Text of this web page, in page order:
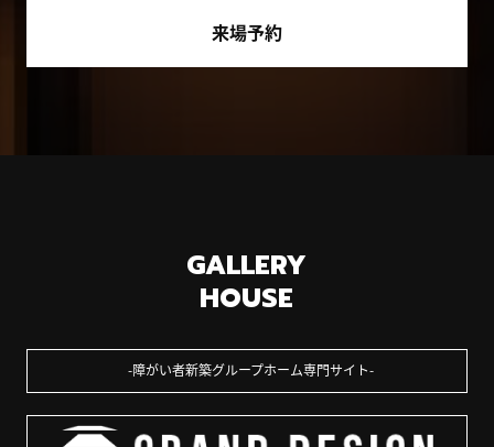
来場予約
GALLERY
HOUSE
障がい者新築グループホーム専門サイト